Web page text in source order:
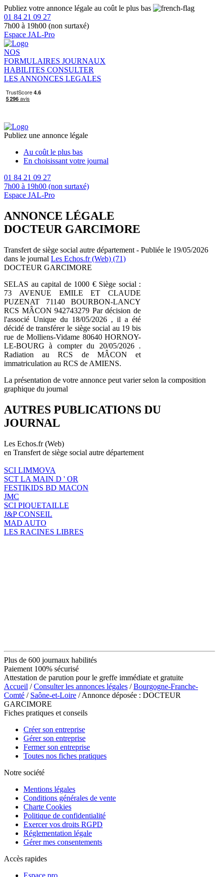
Publiez votre annonce légale au coût le plus bas
01 84 21 09 27
7h00 à 19h00 (non surtaxé)
Espace JAL-Pro
NOS
FORMULAIRES JOURNAUX
HABILITES CONSULTER
LES ANNONCES LEGALES
Publiez une annonce légale
Au coût le plus bas
En choisissant votre journal
01 84 21 09 27
7h00 à 19h00 (non surtaxé)
Espace JAL-Pro
ANNONCE LÉGALE
DOCTEUR GARCIMORE
Transfert de siège social autre département - Publiée le 19/05/2026
dans le journal Les Echos.fr (Web) (71)
DOCTEUR GARCIMORE
SELAS au capital de 1000 € Siège social :
73 AVENUE EMILE ET CLAUDE
PUZENAT 71140 BOURBON-LANCY
RCS MÂCON 942743279 Par décision de
l'associé Unique du 18/05/2026 , il a été
décidé de transférer le siège social au 19 bis
rue de Molliens-Vidame 80640 HORNOY-
LE-BOURG à compter du 20/05/2026 .
Radiation au RCS de MÂCON et
immatriculation au RCS de AMIENS.
La présentation de votre annonce peut varier selon la composition
graphique du journal
AUTRES PUBLICATIONS DU
JOURNAL
Les Echos.fr (Web)
en Transfert de siège social autre département
SCI LIMMOVA
SCT LA MAIN D ' OR
FESTIKIDS BD MACON
JMC
SCI PIQUETAILLE
J&P CONSEIL
MAD AUTO
LES RACINES LIBRES
Plus de 600 journaux habilités
Paiement 100% sécurisé
Attestation de parution pour le greffe immédiate et gratuite
Accueil /Consulter les annonces légales /Bourgogne-Franche-
Comté / Saône-et-Loire / Annonce déposée : DOCTEUR
GARCIMORE
Fiches pratiques et conseils
Créer son entreprise
Gérer son entreprise
Fermer son entreprise
Toutes nos fiches pratiques
Notre société
Mentions légales
Conditions générales de vente
Charte Cookies
Politique de confidentialité
Exercer vos droits RGPD
Réglementation légale
Gérer mes consentements
Accès rapides
Espace pro